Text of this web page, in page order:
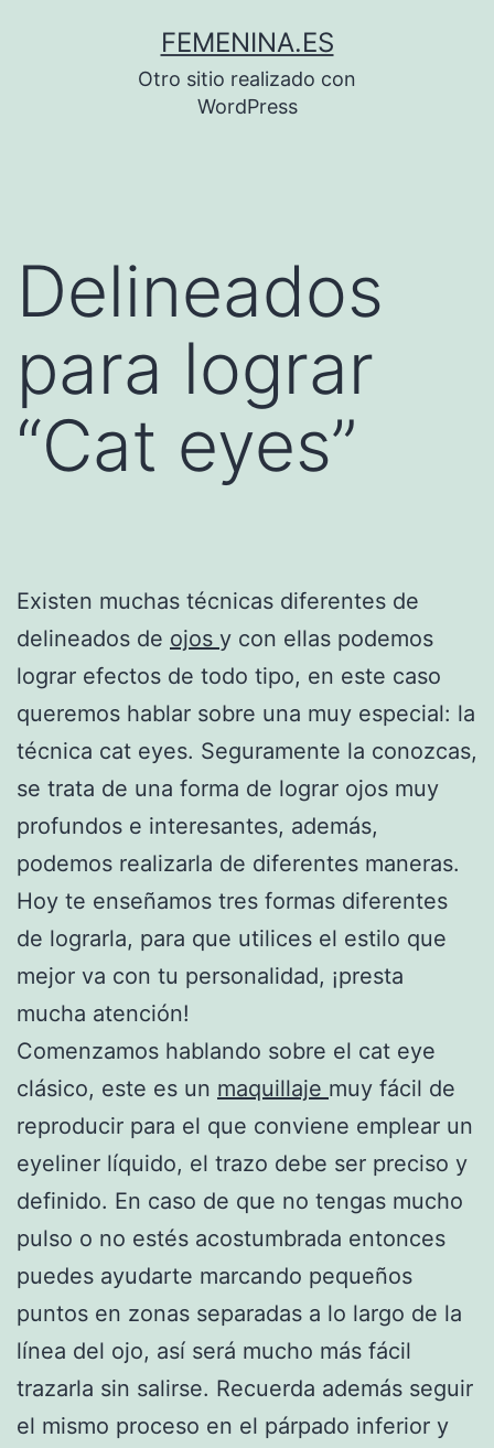
FEMENINA.ES
Otro sitio realizado con
WordPress
Delineados
para lograr
“Cat eyes”
Existen muchas técnicas diferentes de
delineados de ojos y con ellas podemos
lograr efectos de todo tipo, en este caso
queremos hablar sobre una muy especial: la
técnica cat eyes. Seguramente la conozcas,
se trata de una forma de lograr ojos muy
profundos e interesantes, además,
podemos realizarla de diferentes maneras.
Hoy te enseñamos tres formas diferentes
de lograrla, para que utilices el estilo que
mejor va con tu personalidad, ¡presta
mucha atención!
Comenzamos hablando sobre el cat eye
clásico, este es un maquillaje muy fácil de
reproducir para el que conviene emplear un
eyeliner líquido, el trazo debe ser preciso y
definido. En caso de que no tengas mucho
pulso o no estés acostumbrada entonces
puedes ayudarte marcando pequeños
puntos en zonas separadas a lo largo de la
línea del ojo, así será mucho más fácil
trazarla sin salirse. Recuerda además seguir
el mismo proceso en el párpado inferior y